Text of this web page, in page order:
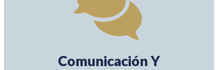
Comunicación Y